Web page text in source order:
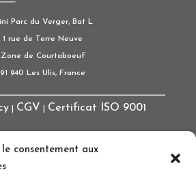
le consentement aux
Parc du Verger, Bat L
1 rue de Terre Neuve
Zone de Courtaboeuf
91 940 Les Ulis, France
CGV Certificat ISO 9001
Quick links